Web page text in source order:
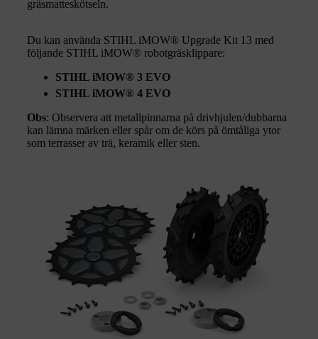
gräsmatteskötseln.
Du kan använda STIHL iMOW® Upgrade Kit 13 med
följande STIHL iMOW® robotgräsklippare:
STIHL iMOW® 3 EVO
STIHL iMOW® 4 EVO
Obs: Observera att metallpinnarna på drivhjulen/dubbarna
kan lämna märken eller spår om de körs på ömtåliga ytor
som terrasser av trä, keramik eller sten.